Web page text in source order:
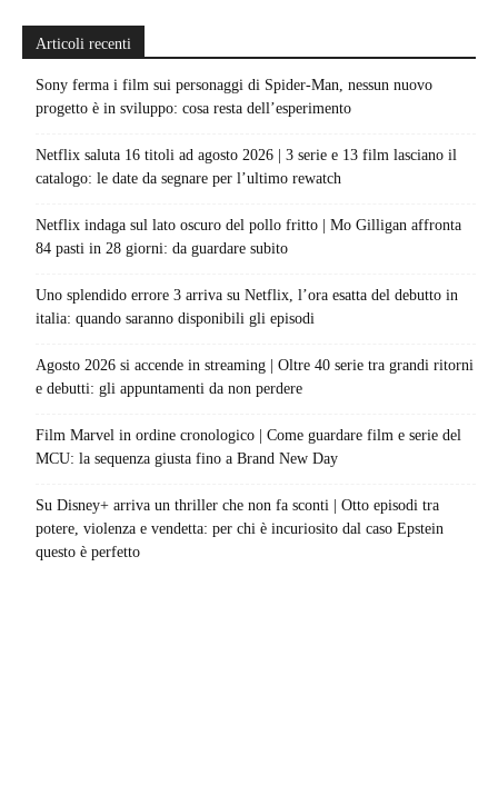
Articoli recenti
Sony ferma i film sui personaggi di Spider-Man, nessun nuovo
progetto è in sviluppo: cosa resta dell’esperimento
Netflix saluta 16 titoli ad agosto 2026 | 3 serie e 13 film lasciano il
catalogo: le date da segnare per l’ultimo rewatch
Netflix indaga sul lato oscuro del pollo fritto | Mo Gilligan affronta
84 pasti in 28 giorni: da guardare subito
Uno splendido errore 3 arriva su Netflix, l’ora esatta del debutto in
italia: quando saranno disponibili gli episodi
Agosto 2026 si accende in streaming | Oltre 40 serie tra grandi ritorni
e debutti: gli appuntamenti da non perdere
Film Marvel in ordine cronologico | Come guardare film e serie del
MCU: la sequenza giusta fino a Brand New Day
Su Disney+ arriva un thriller che non fa sconti | Otto episodi tra
potere, violenza e vendetta: per chi è incuriosito dal caso Epstein
questo è perfetto